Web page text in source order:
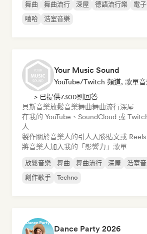
舞曲 舞曲流行 深屋 德語流行樂 電
嘻哈
浩室音樂
Your Music Sound
> 已提供7300則回答
貝斯音樂放鬆音樂舞曲舞曲流行深屋
在我的 YouTube、SoundCloud 或
人
製作關於音樂人的引人入勝貼文或 Reels
將音樂人加入我的「影響力」歌單
放鬆音樂 舞曲 舞曲流行 深屋 浩室
創作歌手
Techno
Dance Party 2026